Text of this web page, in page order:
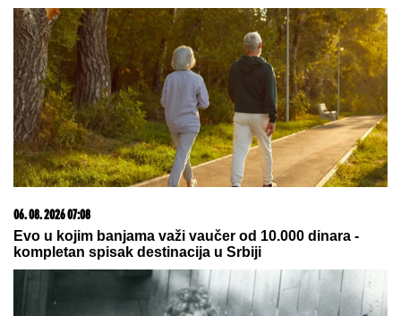
06. 08. 2026 07:08
Evo u kojim banjama važi vaučer od 10.000 dinara -
kompletan spisak destinacija u Srbiji